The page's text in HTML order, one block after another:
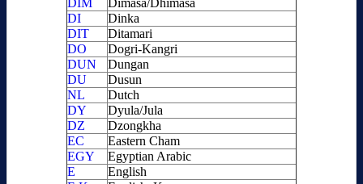
DIM
Dimasa/Dhimasa
DI
Dinka
DIT
Ditamari
DO
Dogri-Kangri
DUN
Dungan
DU
Dusun
NL
Dutch
DY
Dyula/Jula
DZ
Dzongkha
EC
Eastern Cham
EGY
Egyptian Arabic
E
English